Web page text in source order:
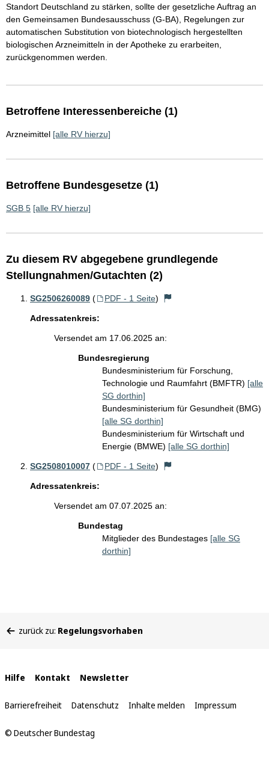
Standort Deutschland zu stärken, sollte der gesetzliche Auftrag an
den Gemeinsamen Bundesausschuss (G-BA), Regelungen zur
automatischen Substitution von biotechnologisch hergestellten
biologischen Arzneimitteln in der Apotheke zu erarbeiten,
zurückgenommen werden.
Betroffene Interessenbereiche (1)
Arzneimittel [alle RV hierzu]
Betroffene Bundesgesetze (1)
SGB 5 [alle RV hierzu]
Zu diesem RV abgegebene grundlegende
Stellungnahmen/Gutachten (2)
SG2506260089 ( PDF - 1 Seite)
Adressatenkreis:
Versendet am 17.06.2025 an:
Bundesregierung
Bundesministerium für Forschung,
Technologie und Raumfahrt (BMFTR) [alle
SG dorthin]
Bundesministerium für Gesundheit (BMG)
[alle SG dorthin]
Bundesministerium für Wirtschaft und
Energie (BMWE) [alle SG dorthin]
SG2508010007 ( PDF - 1 Seite)
Adressatenkreis:
Versendet am 07.07.2025 an:
Bundestag
Mitglieder des Bundestages [alle SG
dorthin]
befinden
zurück zu: Regelungsvorhaben
Interne
Links
Hilfe Kontakt Newsletter
Barrierefreiheit Datenschutz Inhalte melden Impressum
© Deutscher Bundestag